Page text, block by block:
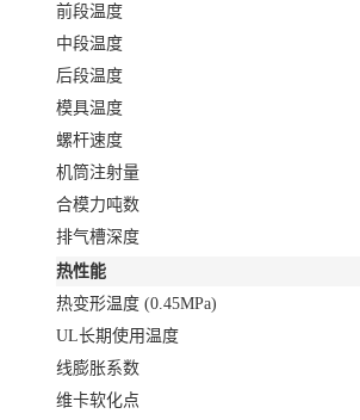
前段温度
中段温度
后段温度
模具温度
螺杆速度
机筒注射量
合模力吨数
排气槽深度
热性能
热变形温度 (0.45MPa)
UL长期使用温度
线膨胀系数
维卡软化点